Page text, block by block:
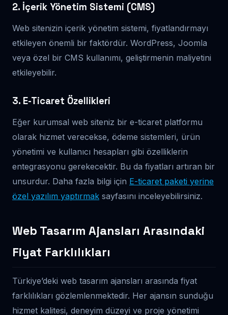
2. İçerik Yönetim Sistemi (CMS)
Web sitenizin içerik yönetim sistemi, fiyatlandırmayı
etkileyen önemli bir faktördür. WordPress, Joomla
veya özel bir CMS kullanımı, geliştirmenin maliyetini
etkileyebilir.
3. E-Ticaret Özellikleri
Eğer kurumsal web siteniz bir e-ticaret platformu
olarak hizmet verecekse, ödeme sistemleri, ürün
yönetimi ve kullanıcı hesapları gibi özelliklerin
entegrasyonu gerekecektir. Bu da fiyatları artıran bir
unsurdur. Daha fazla bilgi için E-ticaret paketi yerine
özel yazılım yaptırmak sayfasını inceleyebilirsiniz.
Web Tasarım Ajansları Arasındaki
Fiyat Farklılıkları
Türkiye’deki web tasarım ajansları arasında fiyat
farklılıkları gözlemlenmektedir. Her ajansın sunduğu
hizmet kalitesi, deneyim düzeyi ve proje yönetimi